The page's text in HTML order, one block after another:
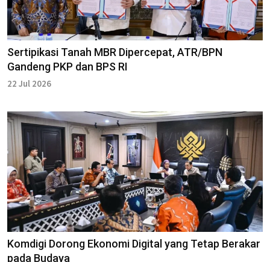
Sertipikasi Tanah MBR Dipercepat, ATR/BPN
Gandeng PKP dan BPS RI
22 Jul 2026
Komdigi Dorong Ekonomi Digital yang Tetap Berakar
pada Budaya